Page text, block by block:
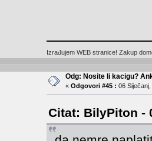
Izrađujem WEB stranice! Zakup
Odg: Nosite li kacigu?
« Odgovori #45 : 06
Citat: BilyPiton -